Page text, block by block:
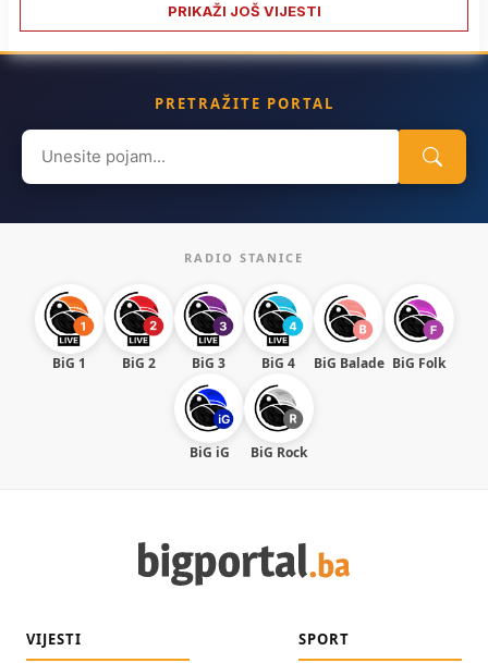
PRIKAŽI JOŠ VIJESTI
PRETRAŽITE PORTAL
Search
for:
RADIO STANICE
BiG 1 BiG 2 BiG 3 BiG 4 BiG Balade BiG Folk
BiG iG BiG Rock
VIJESTI SPORT